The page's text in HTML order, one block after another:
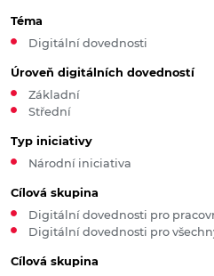
Téma
Digitální dovednosti
Úroveň digitálních dovedností
Základní
Střední
Typ iniciativy
Národní iniciativa
Cílová skupina
Digitální dovednosti pro
Digitální dovednosti pro
Cílová skupina